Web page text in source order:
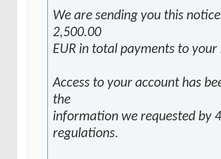
We are sending you this
2,500.00
EUR in total payments to your
Access to your account has
the
information we requested by
regulations.